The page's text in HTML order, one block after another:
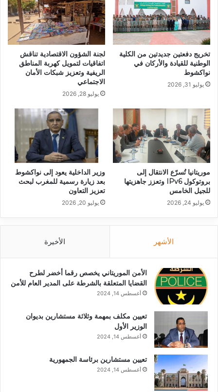
تخريج دفعتين جديدتين من الكلية
الوطنية للقيادة والأركان في
نواكشوط
يوليو 31, 2026
لجنة الشؤون الاقتصادية تناقش
اتفاقيات لتمويل كهربة المناطق
الريفية وتعزيز شبكات الأمان
الاجتماعي
يوليو 28, 2026
موريتانيا تُسرّع الانتقال إلى
بروتوكول IPv6 وتعزز جاهزيتها
للجيل الخامس
يوليو 24, 2026
وزير الداخلية يعود إلى نواكشوط
بعد زيارة رسمية للمغرب لبحث
تعزيز التعاون
يوليو 20, 2026
الأشهر الأخيرة
الأمن الموريتاني يخصص رقما أخضر لطرح
القضايا المتعلقة بالشرطة على المدير العام للأمن
أغسطس 14, 2024
تعيين مكلف بمهمة وثلاثة مستشارين بديوان
الوزير الأول
أغسطس 14, 2024
تعيين مستشارين برئاسة الجمهورية
أغسطس 14, 2024